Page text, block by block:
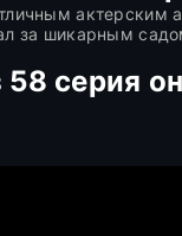
за шикарным
серия